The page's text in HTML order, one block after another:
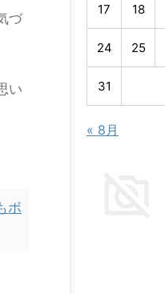
づ
い
ボ
17 18
24 25
31
« 8月